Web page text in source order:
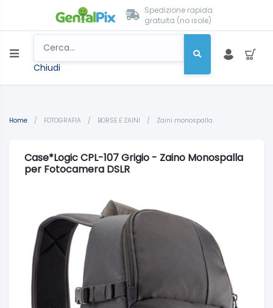
Spedizione rapida
gratuita (no isole)
Chiudi
Home / FOTOGRAFIA / BORSE E ZAINI / Zaini monospalla
Case*Logic CPL-107 Grigio - Zaino Monospalla
per Fotocamera DSLR